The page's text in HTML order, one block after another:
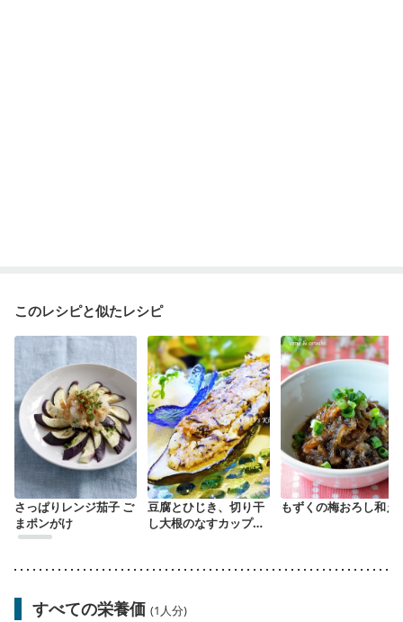
このレシピと似たレシピ
さっぱりレンジ茄子 ご
まポンがけ
豆腐とひじき、切り干
し大根のなすカップ焼
もずくの梅おろし和え
すべての栄養価 (1人分)